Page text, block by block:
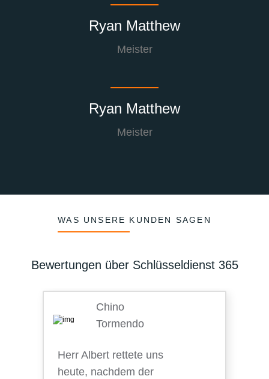
Ryan Matthew
Meister
Ryan Matthew
Meister
WAS UNSERE KUNDEN SAGEN
Bewertungen über Schlüsseldienst 365
Chino
Tormendo
Herr Albert rettete uns
heute, nachdem der